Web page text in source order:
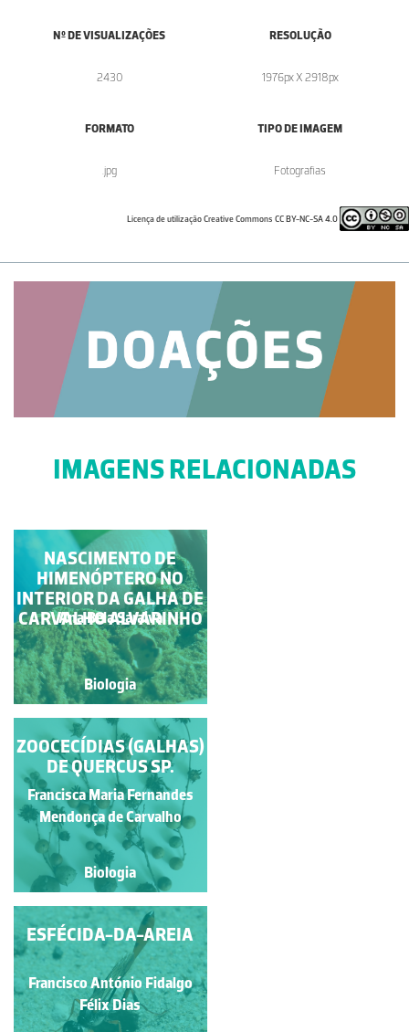
Nº DE VISUALIZAÇÕES
2430
RESOLUÇÃO
1976px X 2918px
FORMATO
.jpg
TIPO DE IMAGEM
Fotografias
Licença de utilização Creative Commons CC BY-NC-SA 4.0
IMAGENS RELACIONADAS
POLINIZAÇÃO
Alvaro Folhas
Biologia
NASCIMENTO DE
HIMENÓPTERO NO
INTERIOR DA GALHA DE
CARVALHO ALVARINHO
Ana Bela Saraiva
Biologia
FAVO DE VESPA
Manuela Lopes
Biologia
ZOOCECÍDIAS (GALHAS)
DE QUERCUS SP.
Francisca Maria Fernandes
Mendonça de Carvalho
Biologia
OVOS DE VESPAS
Francisca Maria Fernandes
Mendonça de Carvalho
ESFÉCIDA-DA-AREIA
Francisco António Fidalgo
Félix Dias